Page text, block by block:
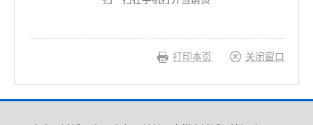
打印本页 关闭窗口